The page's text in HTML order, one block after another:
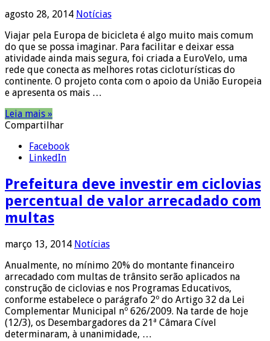
agosto 28, 2014 Notícias
Viajar pela Europa de bicicleta é algo muito mais comum
do que se possa imaginar. Para facilitar e deixar essa
atividade ainda mais segura, foi criada a EuroVelo, uma
rede que conecta as melhores rotas cicloturísticas do
continente. O projeto conta com o apoio da União Europeia
e apresenta os mais …
Leia mais »
Compartilhar
Facebook
LinkedIn
Prefeitura deve investir em ciclovias
percentual de valor arrecadado com
multas
março 13, 2014 Notícias
Anualmente, no mínimo 20% do montante financeiro
arrecadado com multas de trânsito serão aplicados na
construção de ciclovias e nos Programas Educativos,
conforme estabelece o parágrafo 2º do Artigo 32 da Lei
Complementar Municipal nº 626/2009. Na tarde de hoje
(12/3), os Desembargadores da 21ª Câmara Cível
determinaram, à unanimidade, …